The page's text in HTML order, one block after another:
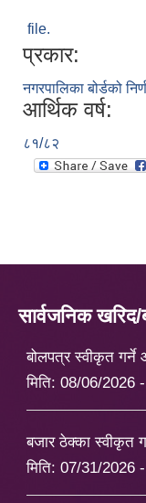
file.
प्रकार:
नगरपालिका बोर्डको
आर्थिक वर्ष:
८१/८२
सार्वजनिक
बोलपत्र स्वीकृत
मिति: 08/06/2026
बजार ठेक्का स्वीकृत
मिति: 07/31/2026